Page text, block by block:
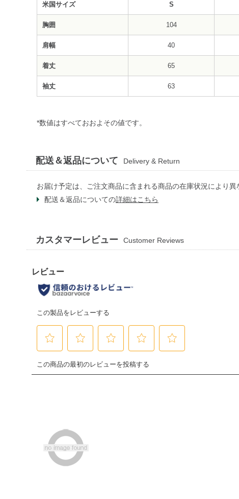
米国サイズ S
胸囲 104
肩幅 40
着丈 65
袖丈 63
*数値はすべておおよその値です。
配送＆返品について Delivery & Return
お届け予定は、ご注文商品に含まれる商品の在庫状況により異
配送＆返品についての詳細はこちら
カスタマーレビュー Customer Reviews